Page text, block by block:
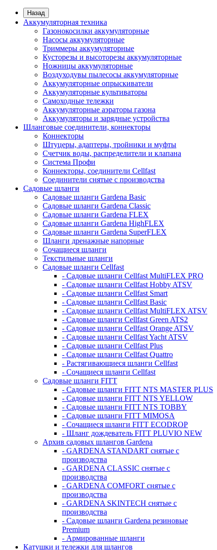
Назад
Аккумуляторная техника
Газонокосилки аккумуляторные
Насосы аккумуляторные
Триммеры аккумуляторные
Кусторезы и высоторезы аккумуляторные
Ножницы аккумуляторные
Воздуходувы пылесосы аккумуляторные
Аккумуляторные опрыскиватели
Аккумуляторные культиваторы
Самоходные тележки
Аккумуляторные аэраторы газона
Аккумуляторы и зарядные устройства
Шланговые соединители, коннекторы
Коннекторы
Штуцеры, адаптеры, тройники и муфты
Счетчик воды, распределители и клапана
Система Профи
Коннекторы, соединители Cellfast
Соединители снятые с производства
Садовые шланги
Садовые шланги Gardena Basic
Садовые шланги Gardena Classic
Садовые шланги Gardena FLEX
Садовые шланги Gardena HighFLEX
Садовые шланги Gardena SuperFLEX
Шланги дренажные напорные
Сочащиеся шланги
Текстильные шланги
Садовые шланги Cellfast
- Садовые шланги Cellfast MultiFLEX PRO
- Садовые шланги Cellfast Hobby ATSV
- Садовые шланги Cellfast Smart
- Садовые шланги Cellfast Basic
- Садовые шланги Cellfast MultiFLEX ATSV
- Садовые шланги Cellfast Green ATS2
- Садовые шланги Cellfast Orange ATSV
- Садовые шланги Cellfast Yacht ATSV
- Садовые шланги Cellfast Plus
- Садовые шланги Cellfast Quattro
- Растягивающиеся шланги Cellfast
- Сочащиеся шланги Cellfast
Садовые шланги FITT
- Садовые шланги FITT NTS MASTER PLUS
- Садовые шланги FITT NTS YELLOW
- Садовые шланги FITT NTS TOBBY
- Садовые шланги FITT MIMOSA
- Сочащиеся шланги FITT ECODROP
- Шланг дождеватель FITT PLUVIO NEW
Архив садовых шлангов Gardena
- GARDENA STANDART снятые с
производства
- GARDENA CLASSIC снятые с
производства
- GARDENA COMFORT снятые с
производства
- GARDENA SKINTECH снятые с
производства
- Садовые шланги Gardena резиновые
Premium
- Армированные шланги
Катушки и тележки для шлангов